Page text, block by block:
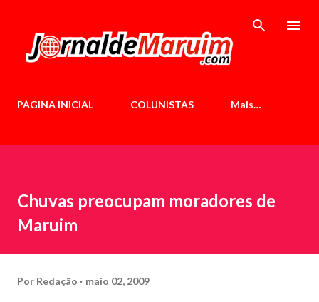
PÁGINA INICIAL COLUNISTAS Mais…
Chuvas preocupam moradores de
Maruim
Por Redação maio 02, 2009